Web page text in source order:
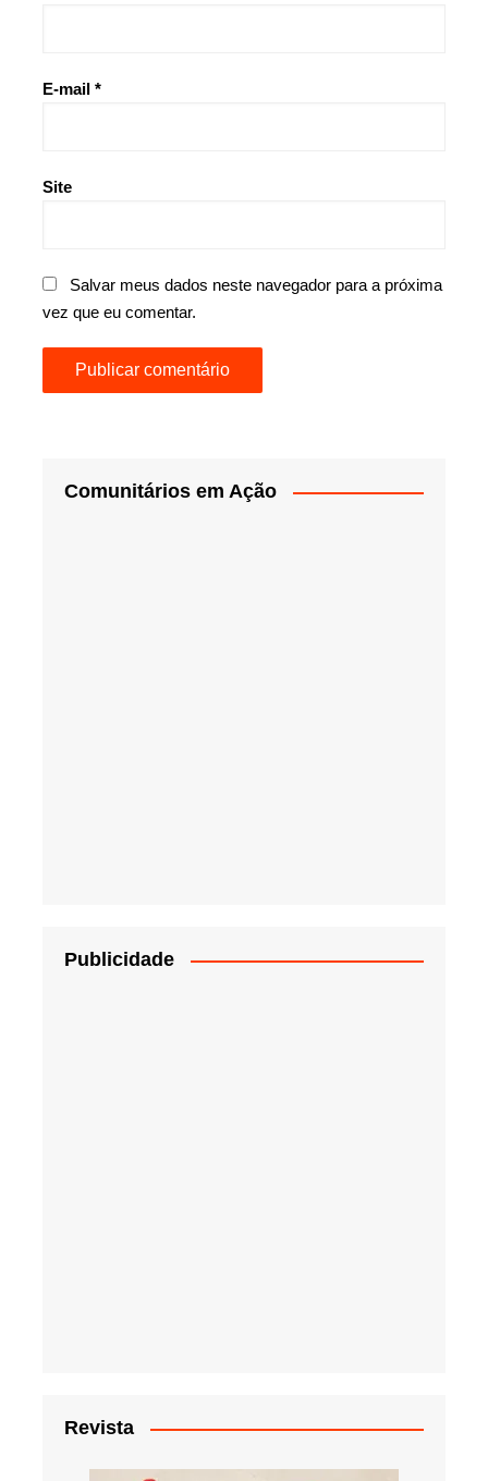
E-mail *
Site
Salvar meus dados neste navegador para a próxima
vez que eu comentar.
Comunitários em Ação
Publicidade
Revista